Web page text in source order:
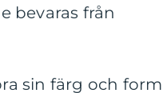
bevaras från
sin färg och form